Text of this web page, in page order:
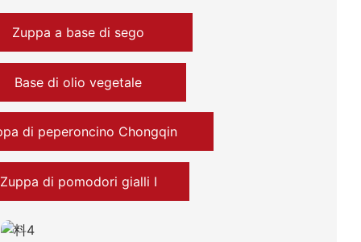
Zuppa a base di sego
Base di olio vegetale
di peperoncino Chongqin
Zuppa di pomodori gialli Ⅰ